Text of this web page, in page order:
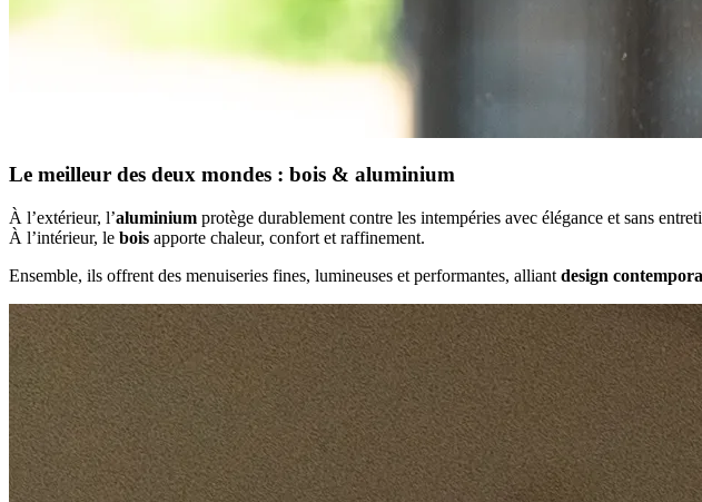
Le meilleur des deux mondes : bois & aluminium
À l’extérieur, l’aluminium protège durablement contre les intempéries avec élégance et sans
À l’intérieur, le bois apporte chaleur, confort et raffinement.
Ensemble, ils offrent des menuiseries fines, lumineuses et performantes, alliant design